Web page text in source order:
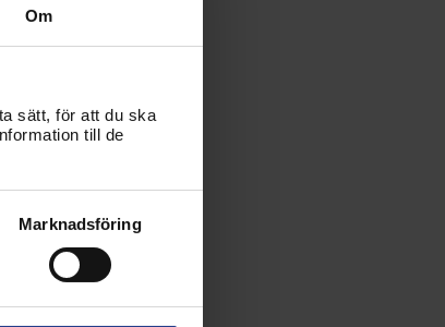
Om
sätt, för att du ska
till de
Marknadsföring